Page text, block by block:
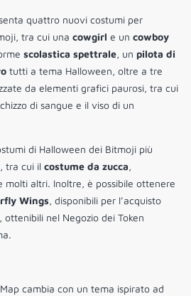
quattro nuovi costumi per
tra cui una cowgirl e un cowboy
scolastica spettrale, un pilota di
tutti a tema Halloween, oltre a tre
da elementi grafici paurosi, tra cui
di sangue e il viso di un
di Halloween dei Bitmoji più
tra cui il costume da zucca,
molti altri. Inoltre, è possibile ottenere
Wings, disponibili per l’acquisto
ottenibili nel Negozio dei Token
cambia con un tema ispirato ad